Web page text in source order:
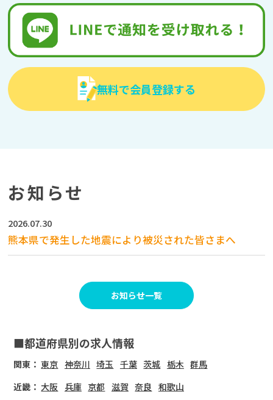
無料で会員登録する
お知らせ
2026.07.30
熊本県で発生した地震により被災された皆さまへ
お知らせ一覧
■都道府県別の求人情報
関東： 東京 神奈川 埼玉 千葉 茨城 栃木 群馬
近畿： 大阪 兵庫 京都 滋賀 奈良 和歌山